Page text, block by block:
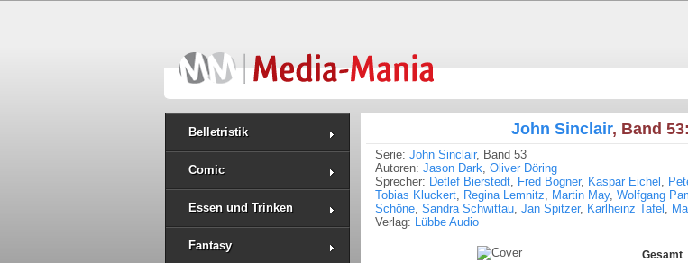
Belletristik
Comic
Essen und Trinken
Fantasy
John Sinclair, Band
Serie: John Sinclair, Band 53
Autoren: Jason Dark, Oliver Döring
Sprecher: Detlef Bierstedt, Fred Bogner, Kaspar Eichel ,
Tobias Kluckert, Regina Lemnitz, Martin May, Wolfgang
Schöne, Sandra Schwittau, Jan Spitzer, Karlheinz Tafel ,
Verlag: Lübbe Audio
Gesamt